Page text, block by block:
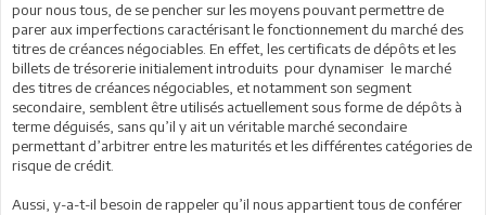
pour nous tous, de se pencher sur les moyens pouvant permettre de
parer aux imperfections caractérisant le fonctionnement du marché des
titres de créances négociables. En effet, les certificats de dépôts et les
billets de trésorerie initialement introduits pour dynamiser le marché
des titres de créances négociables, et notamment son segment
secondaire, semblent être utilisés actuellement sous forme de dépôts à
terme déguisés, sans qu’il y ait un véritable marché secondaire
permettant d’arbitrer entre les maturités et les différentes catégories de
risque de crédit.
Aussi, y-a-t-il besoin de rappeler qu’il nous appartient tous de conférer